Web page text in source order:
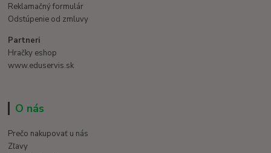
Reklamačný formulár
Odstúpenie od zmluvy
Partneri
Hračky eshop
www.eduservis.sk
O nás
Prečo nakupovať u nás
Zľavy